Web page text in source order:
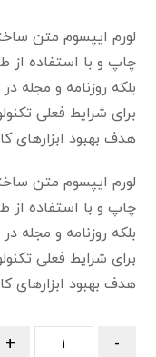
لورم ایپسوم متن
چاپ و با استفاده از
بلکه روزنامه و مجله
برای شرایط فعلی
هدف بهبود ابزارهای
لورم ایپسوم متن
چاپ و با استفاده از
بلکه روزنامه و مجله
برای شرایط فعلی
هدف بهبود ابزارهای
-
+